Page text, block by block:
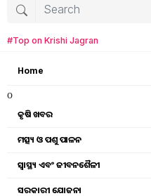
#Top on Krishi Jagran
Home
o
କୃଷି ଖବର
ମତ୍ସ୍ୟ ଓ ପଶୁ ପାଳନ
ସ୍ୱାସ୍ଥ୍ୟ ଏବଂ ଜୀବନଶୈଳୀ
ସରକାରୀ ଯୋଜନା
କୃଷି ଖବର